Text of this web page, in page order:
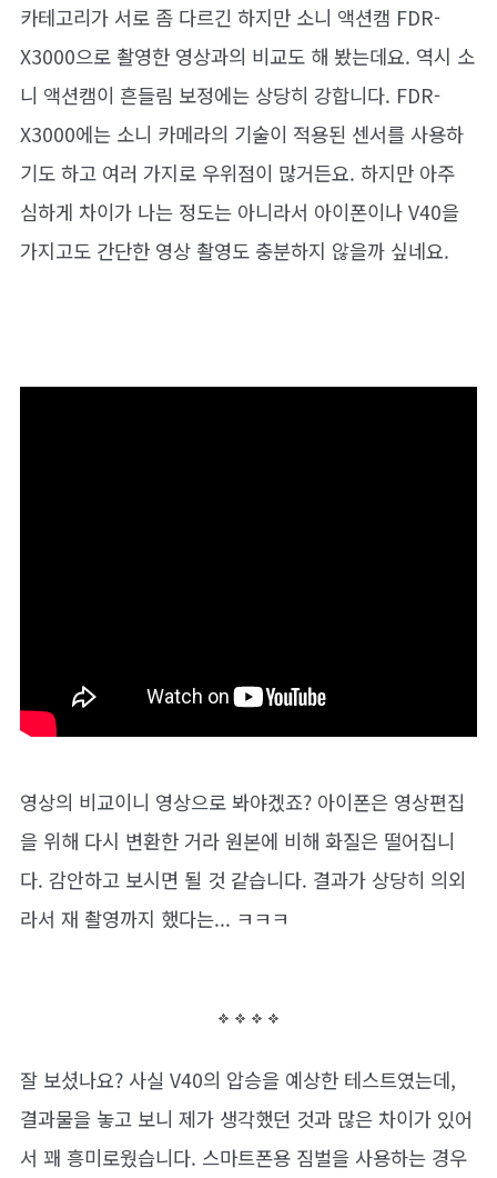
카테고리가 서로 좀 다르긴 하지만 소니 액션캠 FDR-
X3000으로 촬영한 영상과의 비교도 해 봤는데요. 역시 소
니 액션캠이 흔들림 보정에는 상당히 강합니다. FDR-
X3000에는 소니 카메라의 기술이 적용된 센서를 사용하
기도 하고 여러 가지로 우위점이 많거든요. 하지만 아주
심하게 차이가 나는 정도는 아니라서 아이폰이나 V40을
가지고도 간단한 영상 촬영도 충분하지 않을까 싶네요.
영상의 비교이니 영상으로 봐야겠죠? 아이폰은 영상편집
을 위해 다시 변환한 거라 원본에 비해 화질은 떨어집니
다. 감안하고 보시면 될 것 같습니다. 결과가 상당히 의외
라서 재 촬영까지 했다는... ㅋㅋㅋ
잘 보셨나요? 사실 V40의 압승을 예상한 테스트였는데,
결과물을 놓고 보니 제가 생각했던 것과 많은 차이가 있어
서 꽤 흥미로웠습니다. 스마트폰용 짐벌을 사용하는 경우